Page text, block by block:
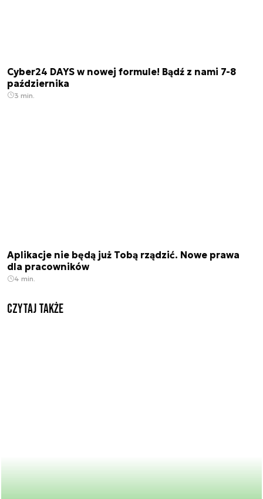
Cyber24 DAYS w nowej formule! Bądź z nami 7-8
października
3 min.
Aplikacje nie będą już Tobą rządzić. Nowe prawa
dla pracowników
4 min.
Czytaj także